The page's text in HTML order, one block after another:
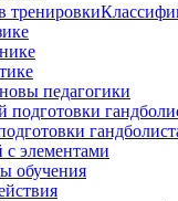
педагогики
подготовки
с элементами
обучения